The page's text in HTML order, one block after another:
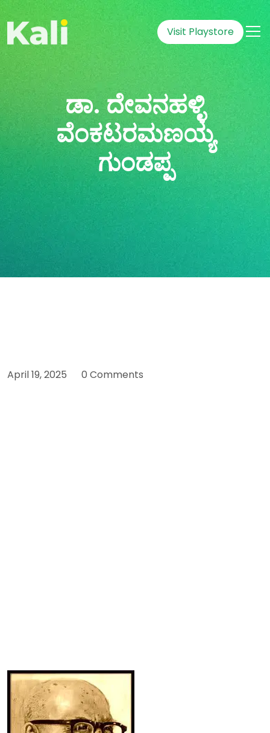
Visit Playstore
ಡಾ. ದೇವನಹಳ್ಳಿ
ವೆಂಕಟರಮಣಯ್ಯ
ಗುಂಡಪ್ಪ
April 19, 2025 0 Comments